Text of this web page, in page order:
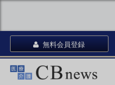
無料会員登録